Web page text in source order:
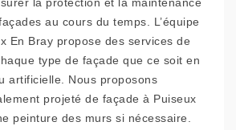
au cours du temps. L’équipe
En Bray propose des services de
type de façade que ce soit en
artificielle. Nous proposons
projeté de façade à Puiseux
peinture des murs si nécessaire.